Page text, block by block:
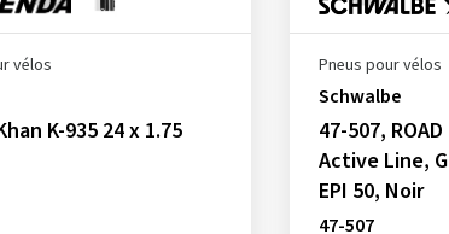
vélos
K-935 24 x 1.75
Pneus pour vélos
Schwalbe
47-507, ROAD
Active Line,
EPI 50, Noir
47-507